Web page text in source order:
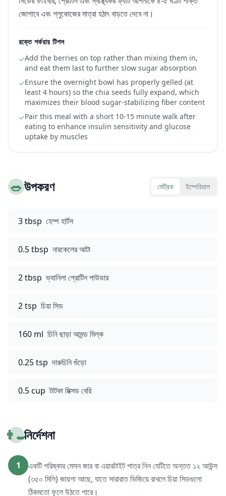
জোগাবে এবং গ্লুকোজের মাত্রা হঠাৎ বাড়তে দেবে না।
রক্তে শর্করার টিপস
✓Add the berries on top rather than mixing them in,
and eat them last to further slow sugar absorption
✓Ensure the overnight bowl has properly gelled (at
least 4 hours) so the chia seeds fully expand, which
maximizes their blood sugar-stabilizing fiber content
✓Pair this meal with a short 10-15 minute walk after
eating to enhance insulin sensitivity and glucose
uptake by muscles
🥗উপকরণ মেট্রিক ইম্পেরিয়াল
3 tbsp হেম্প হার্টস
0.5 tbsp নারকেলের আটা
2 tbsp ভ্যানিলা প্রোটিন পাউডার
2 tsp চিয়া সিড
160 ml চিনি ছাড়া আমন্ড মিল্ক
0.25 tsp দারুচিনি গুঁড়ো
0.5 cup টাটকা মিক্সড বেরি
👨‍🍳নির্দেশনা
1
একটি পরিষ্কার মেসন জার বা এয়ারটাইট পাত্র নিন যেটিতে অন্তত ১২ আউন্স
(৩৫০ মিলি) জায়গা আছে, যাতে সারারাত ভিজিয়ে রাখলে চিয়া সিডগুলো
ঠিকমতো ফুলে উঠতে পারে।